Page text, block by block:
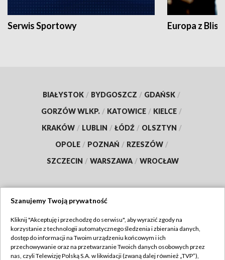
Serwis Sportowy Europa z
BIAŁYSTOK / BYDGOSZCZ / GDAŃSK /
GORZÓW WLKP. / KATOWICE / KIELCE /
KRAKÓW / LUBLIN / ŁÓDŹ / OLSZTYN /
OPOLE / POZNAŃ / RZESZÓW /
SZCZECIN / WARSZAWA / WROCŁAW
TVP
Abonament TVP
Regulamin TVP
Szanujemy Twoją prywatność
Kliknij "Akceptuję i przechodzę do serwisu", aby wyrazić zgody na
korzystanie z technologii automatycznego śledzenia i zbierania danych,
dostęp do informacji na Twoim urządzeniu końcowym i ich
przechowywanie oraz na przetwarzanie Twoich danych osobowych przez
nas, czyli Telewizję Polską S.A. w likwidacji (zwaną dalej również „TVP”),